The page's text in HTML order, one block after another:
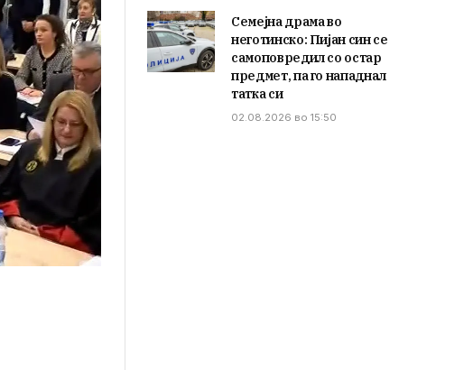
Семејна драма во
неготинско: Пијан син се
самоповредил со остар
предмет, па го нападнал
татка си
02.08.2026 во 15:50